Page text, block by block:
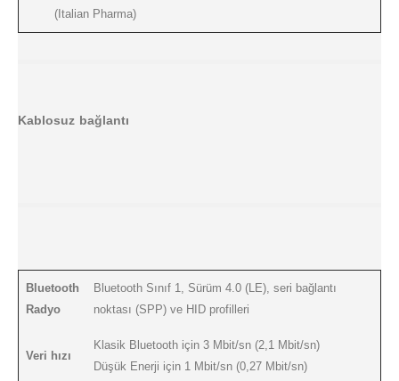
(Italian Pharma)
Kablosuz bağlantı
Bluetooth
Radyo
Bluetooth Sınıf 1, Sürüm 4.0 (LE), seri bağlantı
noktası (SPP) ve HID profilleri
Veri hızı
Klasik Bluetooth için 3 Mbit/sn (2,1 Mbit/sn)
Düşük Enerji için 1 Mbit/sn (0,27 Mbit/sn)